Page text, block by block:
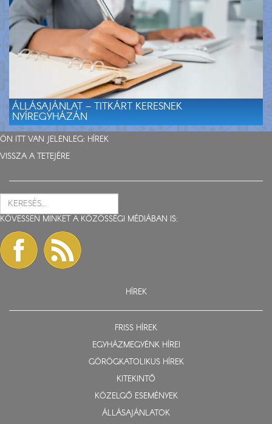
ÁLLÁSAJÁNLAT – TITKÁRT KERESNEK
NYÍREGYHÁZÁN
ÖN ITT VAN JELENLEG: HÍREK
VISSZA A TETEJÉRE
KÖVESSEN MINKET A KÖZÖSSÉGI MÉDIÁBAN IS:
HÍREK
FRISS HÍREK
EGYHÁZMEGYÉNK HÍREI
GÖRÖGKATOLIKUS HÍREK
KITEKINTŐ
KÖZELGŐ ESEMÉNYEK
ÁLLÁSAJÁNLATOK